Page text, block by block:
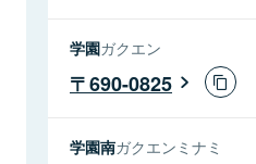
学園ガクエン
690-0825
学園南ガクエンミナミ